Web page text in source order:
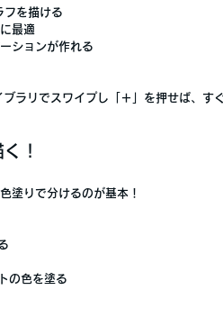
フを描ける
最適
ションが作れる
ラリでスワイプし「＋」を押せば、す
！
塗りで分けるのが基本！
の色を塗る